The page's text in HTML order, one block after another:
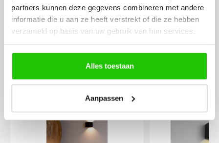
partners kunnen deze gegevens combineren met andere
informatie die u aan ze heeft verstrekt of die ze hebben
verzameld op basis van uw gebruik van hun services.
Alles toestaan
Aanpassen
MEER PRODUCTEN
UIT DE SERIE OPLAADBAAR